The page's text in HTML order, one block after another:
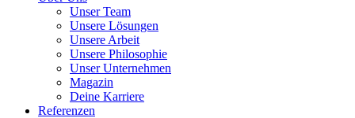
Unser Team
Unsere Lösungen
Unsere Arbeit
Unsere Philosophie
Unser Unternehmen
Magazin
Deine Karriere
Referenzen